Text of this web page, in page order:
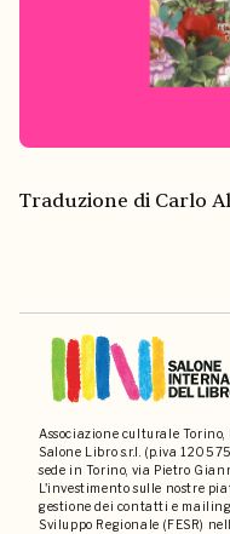
Traduzione di Carlo
Associazione culturale
Salone Libro s.r.l. (p.iva
sede in Torino, via Pietro
L'investimento sulle nostre
gestione dei contatti e
Sviluppo Regionale (FESR)